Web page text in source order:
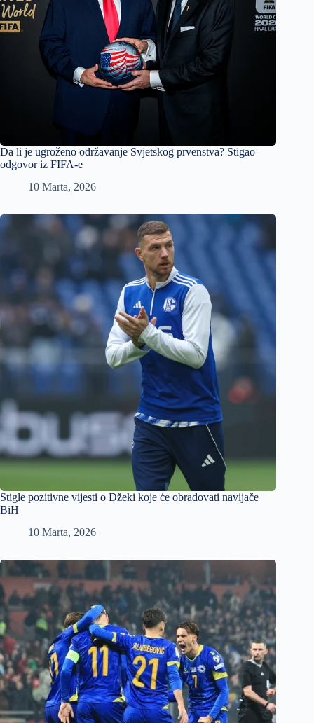
Da li je ugroženo održavanje Svjetskog prvenstva? Stigao
odgovor iz FIFA-e
10 Marta, 2026
Stigle pozitivne vijesti o Džeki koje će obradovati navijače
BiH
10 Marta, 2026